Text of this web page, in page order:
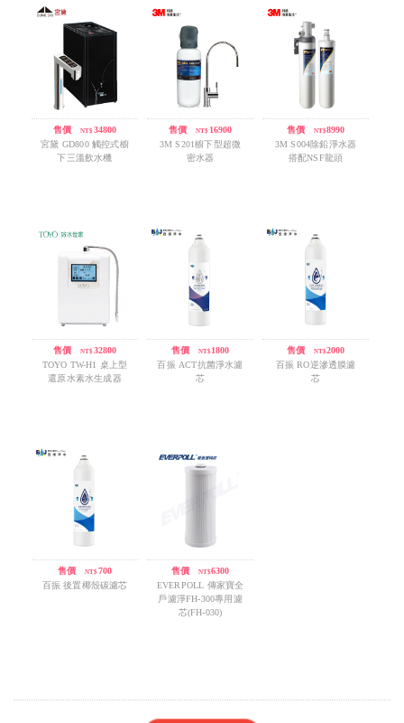
售價 /NT$34800
宮黛 GD800 觸控式櫥
下三溫飲水機
售價 /NT$ 16900
3M S201櫥下型超微
密水器
售價/ NT$8990
3M S004除鉛淨水器
搭配NSF龍頭
售價 /NT$32800
TOYO TW-H1 桌上型
還原水素水生成器
售價/ NT$1800
百振 ACT抗菌淨水濾
芯
售價/ NT$2000
百振 RO逆滲透膜濾
芯
售價 /NT$700
百振 後置椰殼碳濾芯
售價/ NT$6300
EVERPOLL 傳家寶全
戶濾淨FH-300專用濾
芯(FH-030)